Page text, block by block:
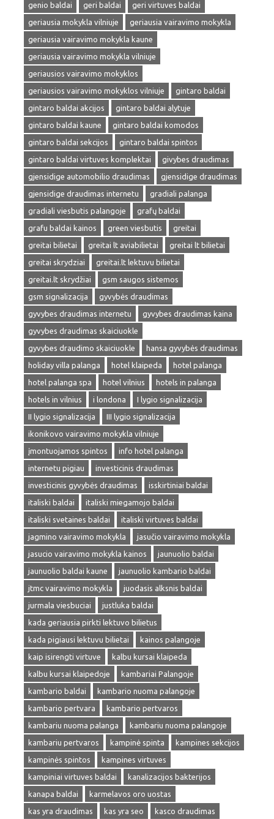
genio baldai
geri baldai
geri virtuves baldai
geriausia mokykla vilniuje
geriausia vairavimo mokykla
geriausia vairavimo mokykla kaune
geriausia vairavimo mokykla vilniuje
geriausios vairavimo mokyklos
geriausios vairavimo mokyklos vilniuje
gintaro baldai
gintaro baldai akcijos
gintaro baldai alytuje
gintaro baldai kaune
gintaro baldai komodos
gintaro baldai sekcijos
gintaro baldai spintos
gintaro baldai virtuves komplektai
givybes draudimas
gjensidige automobilio draudimas
gjensidige draudimas
gjensidige draudimas internetu
gradiali palanga
gradiali viesbutis palangoje
grafų baldai
grafu baldai kainos
green viesbutis
greitai
greitai bilietai
greitai lt aviabilietai
greitai lt bilietai
greitai skrydziai
greitai.lt lektuvu bilietai
greitai.lt skrydžiai
gsm saugos sistemos
gsm signalizacija
gyvybės draudimas
gyvybes draudimas internetu
gyvybes draudimas kaina
gyvybes draudimas skaiciuokle
gyvybes draudimo skaiciuokle
hansa gyvybės draudimas
holiday villa palanga
hotel klaipeda
hotel palanga
hotel palanga spa
hotel vilnius
hotels in palanga
hotels in vilnius
i londona
I lygio signalizacija
II lygio signalizacija
III lygio signalizacija
ikonikovo vairavimo mokykla vilniuje
įmontuojamos spintos
info hotel palanga
internetu pigiau
investicinis draudimas
investicinis gyvybės draudimas
isskirtiniai baldai
italiski baldai
italiski miegamojo baldai
italiski svetaines baldai
italiski virtuves baldai
jagmino vairavimo mokykla
jasučio vairavimo mokykla
jasucio vairavimo mokykla kainos
jaunuolio baldai
jaunuolio baldai kaune
jaunuolio kambario baldai
jtmc vairavimo mokykla
juodasis alksnis baldai
jurmala viesbuciai
justluka baldai
kada geriausia pirkti lektuvo bilietus
kada pigiausi lektuvu bilietai
kainos palangoje
kaip isirengti virtuve
kalbu kursai klaipeda
kalbu kursai klaipedoje
kambariai Palangoje
kambario baldai
kambario nuoma palangoje
kambario pertvara
kambario pertvaros
kambariu nuoma palanga
kambariu nuoma palangoje
kambariu pertvaros
kampinė spinta
kampines sekcijos
kampinės spintos
kampines virtuves
kampiniai virtuves baldai
kanalizacijos bakterijos
kanapa baldai
karmelavos oro uostas
kas yra draudimas
kas yra seo
kasco draudimas